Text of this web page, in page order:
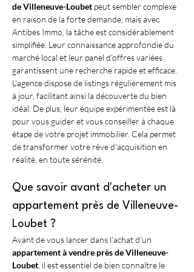
de Villeneuve-Loubet peut sembler complexe
en raison de la forte demande, mais avec
Antibes Immo, la tâche est considérablement
simplifiée. Leur connaissance approfondie du
marché local et leur panel d'offres variées
garantissent une recherche rapide et efficace.
L'agence dispose de listings régulièrement mis
à jour, facilitant ainsi la découverte du bien
idéal. De plus, leur équipe expérimentée est là
pour vous guider et vous conseiller à chaque
étape de votre projet immobilier. Cela permet
de transformer votre rêve d'acquisition en
réalité, en toute sérénité.
Que savoir avant d'acheter un
appartement près de Villeneuve-
Loubet ?
Avant de vous lancer dans l'achat d'un
appartement à vendre près de Villeneuve-
Loubet , il est essentiel de bien connaître le